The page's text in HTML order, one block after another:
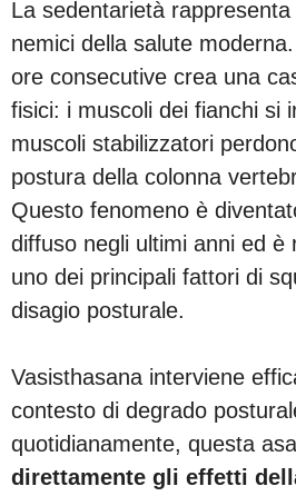
La sedentarietà
nemici della salute
ore consecutive crea una
fisici: i muscoli dei fianchi si
muscoli stabilizzatori
postura della colonna
Questo fenomeno è
diffuso negli ultimi anni ed è
uno dei principali fattori di
disagio posturale.
Vasisthasana interviene
contesto di degrado
quotidianamente, questa
direttamente gli effetti